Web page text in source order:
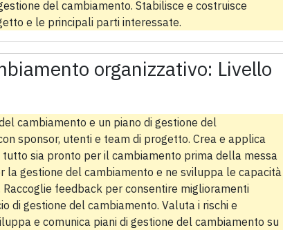
del cambiamento. Stabilisce e costruisce
e le principali parti interessate.
organizzativo: Livello
cambiamento e un piano di gestione del
sponsor, utenti e team di progetto. Crea e applica
tutto sia pronto per il cambiamento prima della messa
la gestione del cambiamento e ne sviluppa le capacità
feedback per consentire miglioramenti
di gestione del cambiamento. Valuta i rischi e
e comunica piani di gestione del cambiamento su